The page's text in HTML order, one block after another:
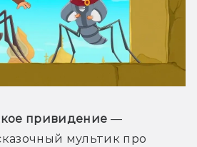
привидение —
мультик про